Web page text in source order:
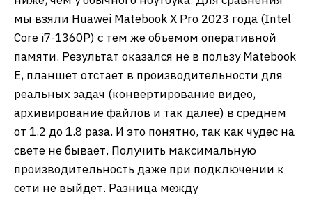
мы взяли Huawei Matebook X Pro 2023 года (Intel
Core i7-1360P) с тем же объемом оперативной
памяти. Результат оказался не в пользу Matebook
E, планшет отстает в производительности для
реальных задач (конвертирование видео,
архивирование файлов и так далее) в среднем
от 1.2 до 1.8 раза. И это понятно, так как чудес на
свете не бывает. Получить максимальную
производительность даже при подключении к
сети не выйдет. Разница между